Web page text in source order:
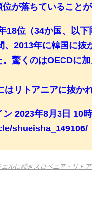
が落ちていることが
18位（34か国、以
2013年に韓国に抜
驚くのはOECDに
リトアニアに抜かれ
2023年8月3日 10
shueisha_149106/
エルに続きスロベニア・リト